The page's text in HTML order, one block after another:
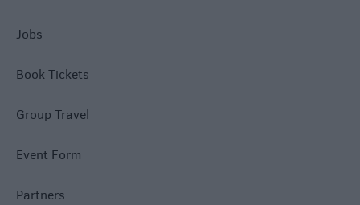
Jobs
Book Tickets
Group Travel
Event Form
Partners